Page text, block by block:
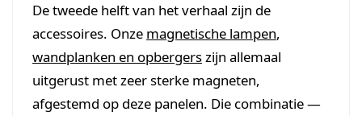
De tweede helft van het verhaal zijn de
accessoires. Onze magnetische lampen,
wandplanken en opbergerszijn allemaal
uitgerust met zeer sterke magneten,
afgestemd op deze panelen. Die combinatie —